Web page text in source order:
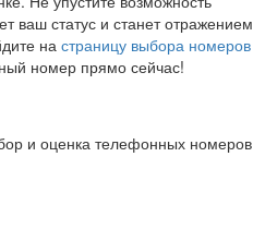
ваш статус и станет отражением
на страницу выбора номеров
номер прямо сейчас!
и оценка телефонных номеров